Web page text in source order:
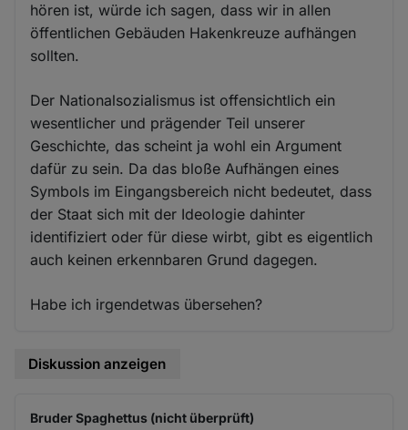
hören ist, würde ich sagen, dass wir in allen
öffentlichen Gebäuden Hakenkreuze aufhängen
sollten.
Der Nationalsozialismus ist offensichtlich ein
wesentlicher und prägender Teil unserer
Geschichte, das scheint ja wohl ein Argument
dafür zu sein. Da das bloße Aufhängen eines
Symbols im Eingangsbereich nicht bedeutet, dass
der Staat sich mit der Ideologie dahinter
identifiziert oder für diese wirbt, gibt es eigentlich
auch keinen erkennbaren Grund dagegen.
Habe ich irgendetwas übersehen?
Diskussion anzeigen
Bruder Spaghettus (nicht überprüft)